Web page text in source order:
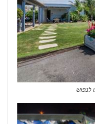
לנפוש